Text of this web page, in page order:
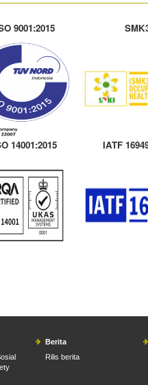
9001:2015
14001:2015 IATF
Berita
Rilis berita